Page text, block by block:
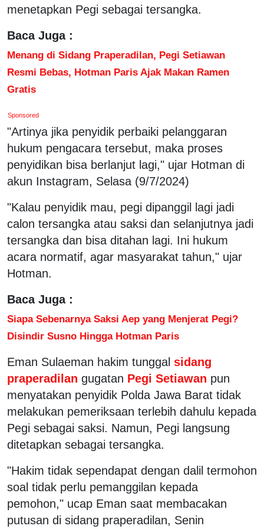
menetapkan Pegi sebagai tersangka.
Baca Juga :
Menang di Sidang Praperadilan, Pegi Setiawan
Resmi Bebas, Hotman Paris Ajak Makan Ramen
Gratis
Sponsored
"Artinya jika penyidik perbaiki pelanggaran
hukum pengacara tersebut, maka proses
penyidikan bisa berlanjut lagi," ujar Hotman di
akun Instagram, Selasa (9/7/2024)
"Kalau penyidik mau, pegi dipanggil lagi jadi
calon tersangka atau saksi dan selanjutnya jadi
tersangka dan bisa ditahan lagi. Ini hukum
acara normatif, agar masyarakat tahun," ujar
Hotman.
Baca Juga :
Siapa Sebenarnya Saksi Aep yang Menjerat Pegi?
Disindir Susno Hingga Hotman Paris
Eman Sulaeman hakim tunggal sidang
praperadilan gugatan Pegi Setiawan pun
menyatakan penyidik Polda Jawa Barat tidak
melakukan pemeriksaan terlebih dahulu kepada
Pegi sebagai saksi. Namun, Pegi langsung
ditetapkan sebagai tersangka.
"Hakim tidak sependapat dengan dalil termohon
soal tidak perlu pemanggilan kepada
pemohon," ucap Eman saat membacakan
putusan di sidang praperadilan, Senin